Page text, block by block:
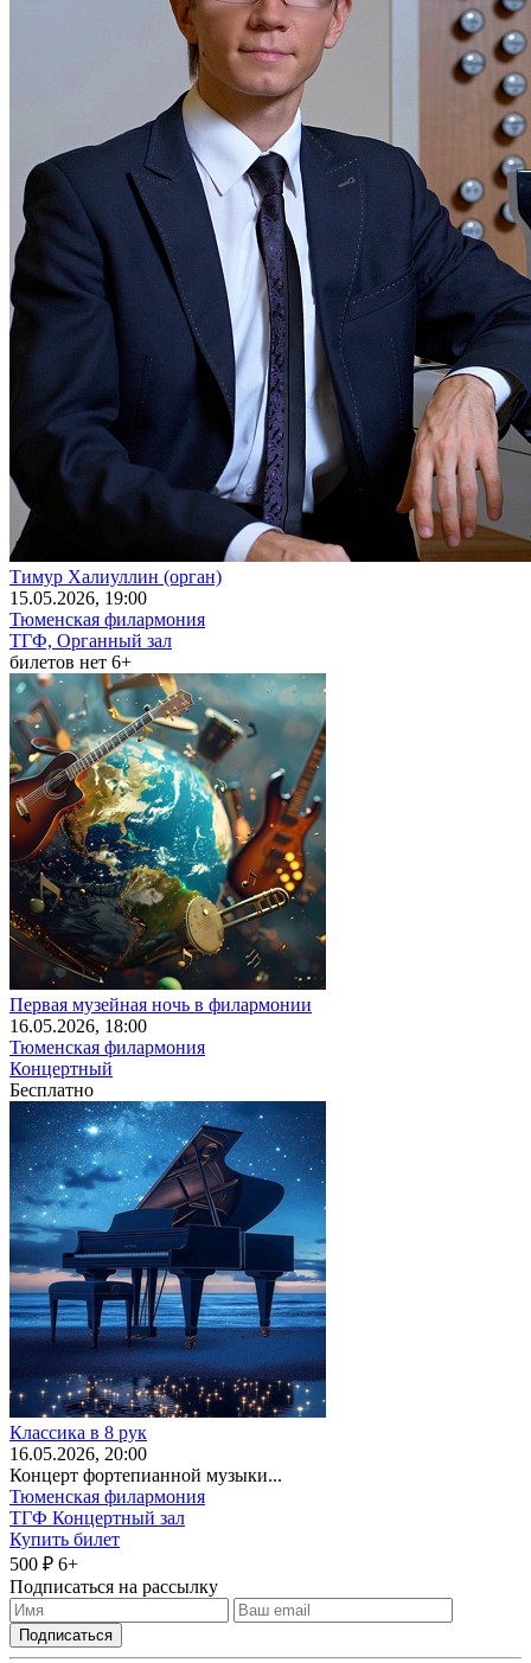
Тимур Халиуллин (орган)
15.05.2026, 19:00
Тюменская филармония
ТГФ, Органный зал
билетов нет 6+
Первая музейная ночь в филармонии
16.05.2026, 18:00
Тюменская филармония
Концертный
Бесплатно
Классика в 8 рук
16.05.2026, 20:00
Концерт фортепианной музыки...
Тюменская филармония
ТГФ Концертный зал
Купить билет
500 ₽ 6+
Подписаться на рассылку